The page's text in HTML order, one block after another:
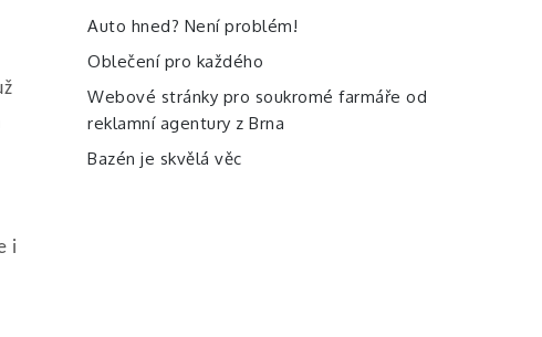
i
Auto hned? Není problém!
Oblečení pro každého
Webové stránky pro soukromé farmáře od
reklamní agentury z Brna
Bazén je skvělá věc